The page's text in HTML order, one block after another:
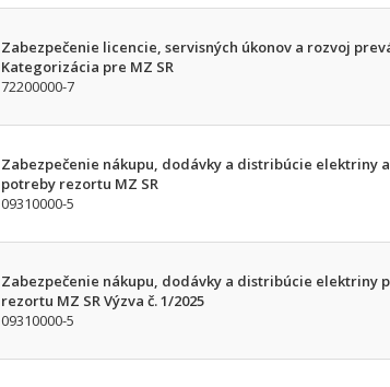
Zabezpečenie licencie, servisných úkonov a rozvoj
Kategorizácia pre MZ SR
72200000-7
Zabezpečenie nákupu, dodávky a distribúcie elektriny
potreby rezortu MZ SR
09310000-5
Zabezpečenie nákupu, dodávky a distribúcie elektriny
rezortu MZ SR Výzva č. 1/2025
09310000-5